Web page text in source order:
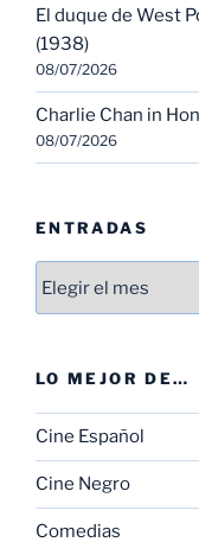
El duque de West
(1938)
08/07/2026
Charlie Chan in
08/07/2026
ENTRADAS
LO MEJOR DE…
Cine Español
Cine Negro
Comedias